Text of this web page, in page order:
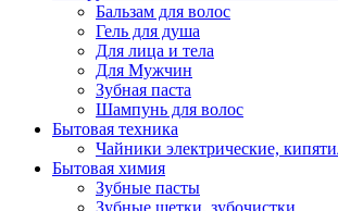
Бальзам для волос
Гель для душа
Для лица и тела
Для Мужчин
Зубная паста
Шампунь для волос
Бытовая техника
Чайники электрические,
Бытовая химия
Зубные пасты